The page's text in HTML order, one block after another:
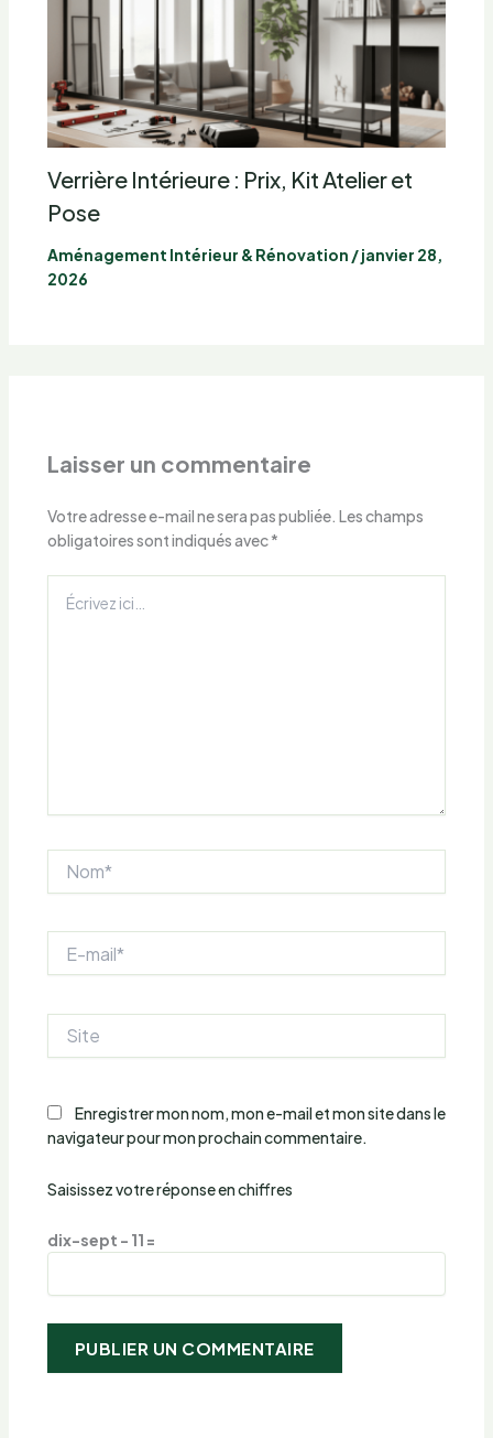
Verrière Intérieure : Prix, Kit Atelier et
Pose
Aménagement Intérieur & Rénovation /janvier 28,
2026
Laisser un commentaire
Votre adresse e-mail ne sera pas publiée. Les champs
obligatoires sont indiqués avec*
ici…
mail*
Enregistrer mon nom, mon e-mail et mon site dans le
navigateur pour mon prochain commentaire.
Saisissez votre réponse en chiffres
dix-sept − 11 =